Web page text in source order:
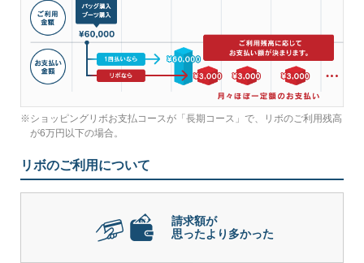
※ショッピングリボお支払コースが「長期コース」で、リボのご利用残高
が6万円以下の場合。
リボのご利用について
請求額が
思ったより多かった